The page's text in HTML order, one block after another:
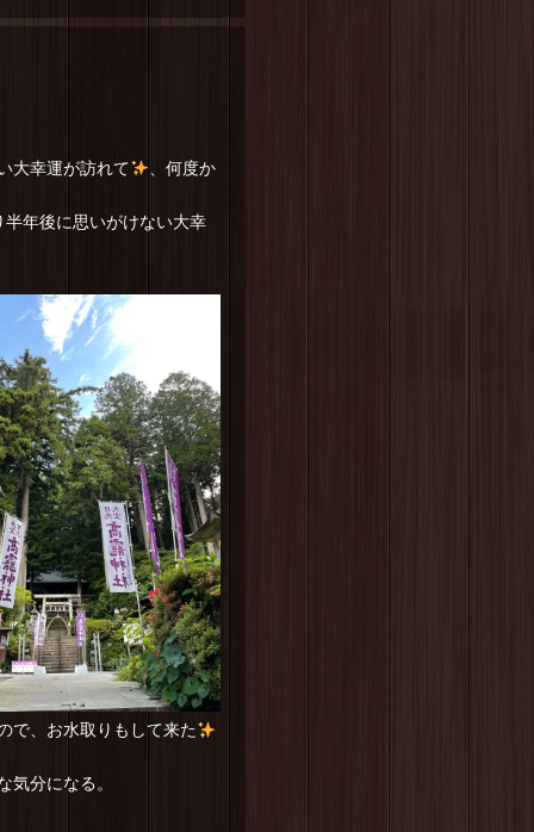
大幸運が訪れて 、何度か
年後に思いがけない大幸
で、お水取りもして来た
分になる。